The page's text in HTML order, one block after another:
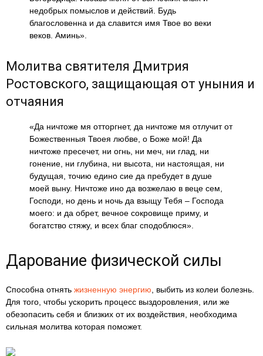
недобрых помыслов и действий. Будь
благословенна и да славится имя Твое во веки
веков. Аминь».
Молитва святителя Дмитрия
Ростовского, защищающая от уныния и
отчаяния
«Да ничтоже мя отторгнет, да ничтоже мя отлучит от
Божественныя Твоея любве, о Боже мой! Да
ничтоже пресечет, ни огнь, ни меч, ни глад, ни
гонение, ни глубина, ни высота, ни настоящая, ни
будущая, точию едино сие да пребудет в душе
моей выну. Ничтоже ино да возжелаю в веце сем,
Господи, но день и ночь да взыщу Тебя – Господа
моего: и да обрет, вечное сокровище приму, и
богатство стяжу, и всех благ сподоблюся».
Дарование физической силы
Способна отнять жизненную энергию , выбить из колеи болезнь.
Для того, чтобы ускорить процесс выздоровления, или же
обезопасить себя и близких от их воздействия, необходима
сильная молитва которая поможет.